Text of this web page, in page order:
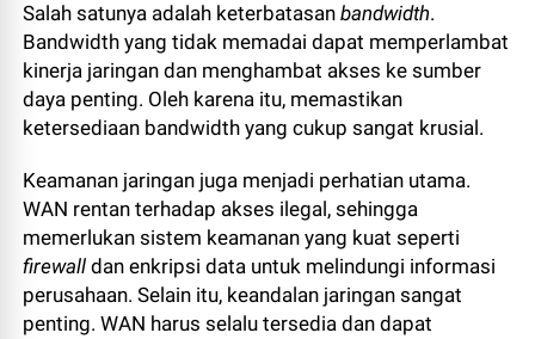
Salah satunya adalah keterbatasanbandwidth.
Bandwidth yang tidak memadai dapat memperlambat
kinerja jaringan dan menghambat akses ke sumber
daya penting. Oleh karena itu, memastikan
ketersediaan bandwidth yang cukup sangat krusial.
Keamanan jaringan juga menjadi perhatian utama.
WAN rentan terhadap akses ilegal, sehingga
memerlukan sistem keamanan yang kuat seperti
firewall dan enkripsi data untuk melindungi informasi
perusahaan. Selain itu, keandalan jaringan sangat
penting. WAN harus selalu tersedia dan dapat